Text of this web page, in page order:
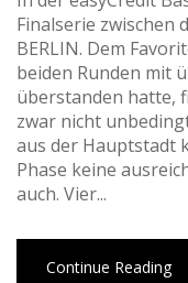
Finalserie zwischen
BERLIN. Dem
beiden Runden mit
überstanden hatte,
zwar nicht
aus der Hauptstadt
Phase keine
auch. Vier...
Continue Reading